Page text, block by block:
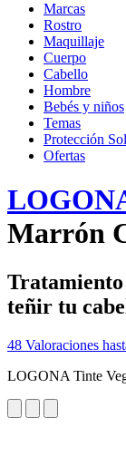
Marcas
Rostro
Maquillaje
Cuerpo
Cabello
Hombre
Bebés y niños
Temas
Protección
Ofertas
Marrón
Tratamiento
teñir tu
48 Valoraciones
LOGONA Tinte